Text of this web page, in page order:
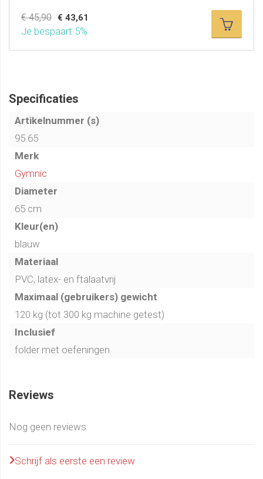
€ 45,90 € 43,61
Je bespaart 5%
Specificaties
Artikelnummer (s)
95.65
Merk
Gymnic
Diameter
65 cm
Kleur(en)
blauw
Materiaal
PVC, latex- en ftalaatvrij
Maximaal (gebruikers) gewicht
120 kg (tot 300 kg machine getest)
Inclusief
folder met oefeningen
Reviews
Nog geen reviews
Schrijf als eerste een review